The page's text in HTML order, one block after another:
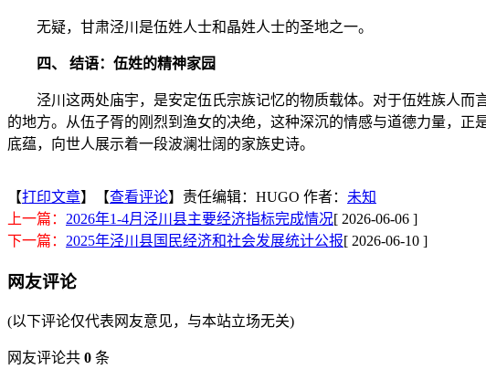
无疑，甘肃泾川是伍姓人士和晶姓人士的圣地之一。
四、 结语：伍姓的精神家园
泾川这两处庙宇，是安定伍氏宗族记忆的物质载体。对于伍姓族人
的地方。从伍子胥的刚烈到渔女的决绝，这种深沉的情感与道德力量，
底蕴，向世人展示着一段波澜壮阔的家族史诗。
【打印文章】【查看评论】责任编辑：HUGO 作者： 未知
上一篇： 2026年1-4月泾川县主要经济指标完成情况[ 2026-06-06 ]
下一篇： 2025年泾川县国民经济和社会发展统计公报[ 2026-06-10 ]
网友评论
(以下评论仅代表网友意见，与本站立场无关)
网友评论共 0 条